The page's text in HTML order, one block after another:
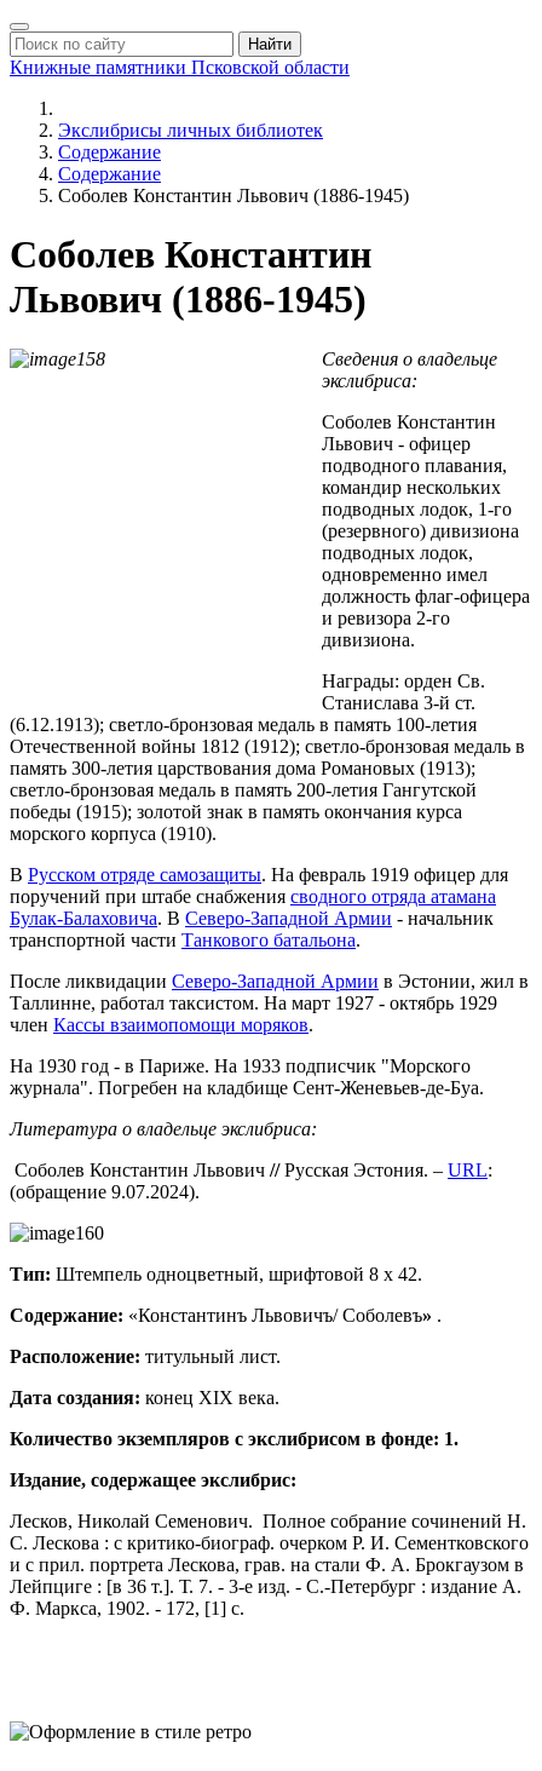
Найти
Книжные памятники Псковской области
Экслибрисы личных библиотек
Содержание
Содержание
Соболев Константин Львович (1886-1945)
Соболев Константин
Львович (1886-1945)
Сведения о владельце
экслибриса:
Соболев Константин
Львович - офицер
подводного плавания,
командир нескольких
подводных лодок, 1-го
(резервного) дивизиона
подводных лодок,
одновременно имел
должность флаг-офицера
и ревизора 2-го
дивизиона.
Награды: орден Св.
Станислава 3-й ст.
(6.12.1913); светло-бронзовая медаль в память 100-летия
Отечественной войны 1812 (1912); светло-бронзовая медаль в
память 300-летия царствования дома Романовых (1913);
светло-бронзовая медаль в память 200-летия Гангутской
победы (1915); золотой знак в память окончания курса
морского корпуса (1910).
В Русском отряде самозащиты. На февраль 1919 офицер для
поручений при штабе снабжения сводного отряда атамана
Булак-Балаховича. В Северо-Западной Армии - начальник
транспортной части Танкового батальона.
После ликвидации Северо-Западной Армии в Эстонии, жил в
Таллинне, работал таксистом. На март 1927 - октябрь 1929
член Кассы взаимопомощи моряков.
На 1930 год - в Париже. На 1933 подписчик "Морского
журнала". Погребен на кладбище Сент-Женевьев-де-Буа.
Литература о владельце экслибриса:
Соболев Константин Львович //Русская Эстония. – URL:
(обращение 9.07.2024).
Тип: Штемпель одноцветный, шрифтовой 8 х 42.
Содержание: «Константинъ Львовичъ/ Соболевъ» .
Расположение: титульный лист.
Дата создания: конец ХIХ века.
Количество экземпляров с экслибрисом в фонде: 1.
Издание, содержащее экслибрис:
Лесков, Николай Семенович. Полное собрание сочинений Н.
С. Лескова : с критико-биограф. очерком Р. И. Сементковского
и с прил. портрета Лескова, грав. на стали Ф. А. Брокгаузом в
Лейпциге : [в 36 т.]. Т. 7. - 3-е изд. - С.-Петербург : издание А.
Ф. Маркса, 1902. - 172, [1] с.